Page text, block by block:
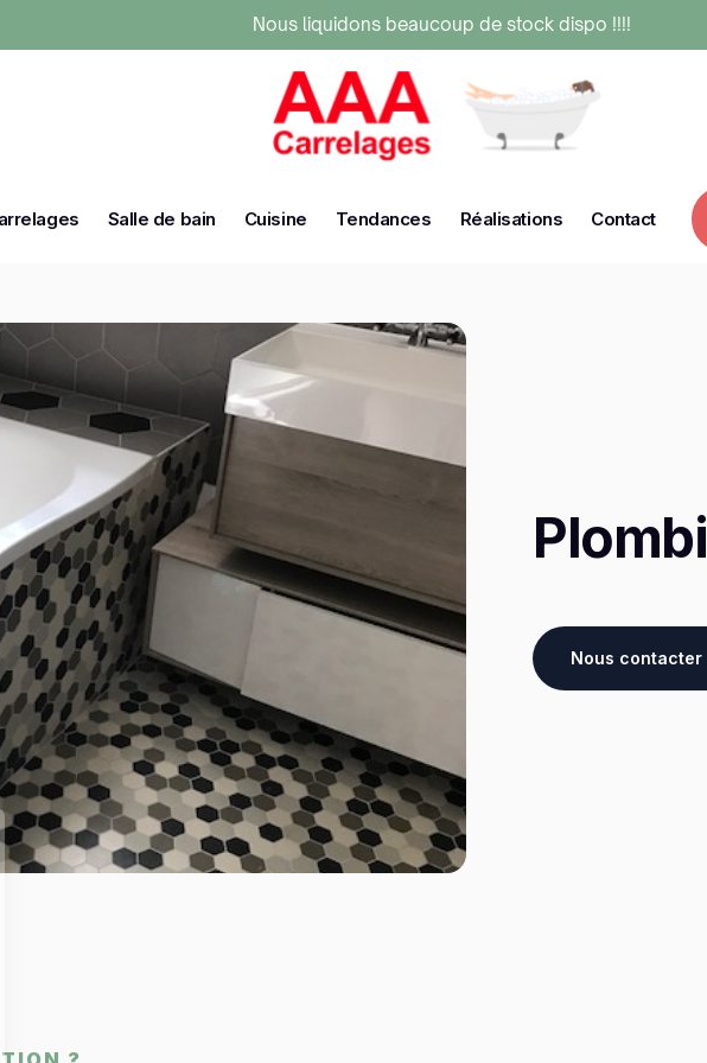
Nous liquidons beaucoup de stock dispo !!!!
Salle de bain Cuisine Tendances Réalisations Contact
Nous contacter